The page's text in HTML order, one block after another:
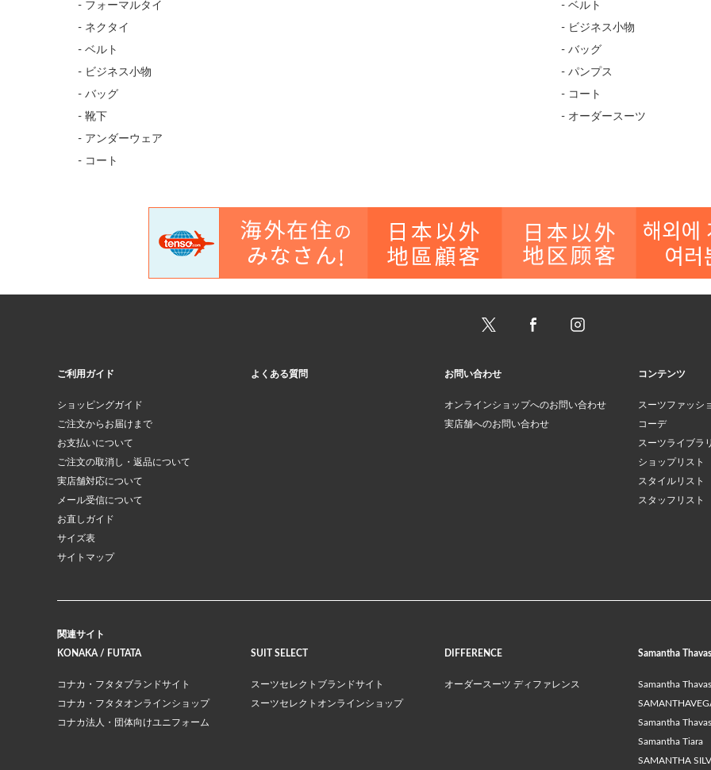
- フォーマルタイ
- ネクタイ
- ベルト
- ビジネス小物
- バッグ
- 靴下
- アンダーウェア
- コート
- ベルト
- ビジネス小物
- バッグ
- パンプス
- コート
- オーダースーツ
ご利用ガイド
ショッピングガイド
ご注文からお届けまで
お支払いについて
ご注文の取消し・返品について
実店舗対応について
メール受信について
お直しガイド
サイズ表
サイトマップ
よくある質問 お問い合わせ
オンラインショップへのお問い合わせ
実店舗へのお問い合わせ
コンテンツ
スーツファッシ
コーデ
スーツライブラ
ショップリスト
スタイルリスト
スタッフリスト
関連サイト
KONAKA / FUTATA
コナカ・フタタブランドサイト
コナカ・フタタオンラインショップ
コナカ法人・団体向けユニフォーム
SUIT SELECT
スーツセレクトブランドサイト
スーツセレクトオンラインショップ
DIFFERENCE
オーダースーツ ディファレンス
Samantha
Samantha
Samantha
Samantha Tiara
SAMANTHA